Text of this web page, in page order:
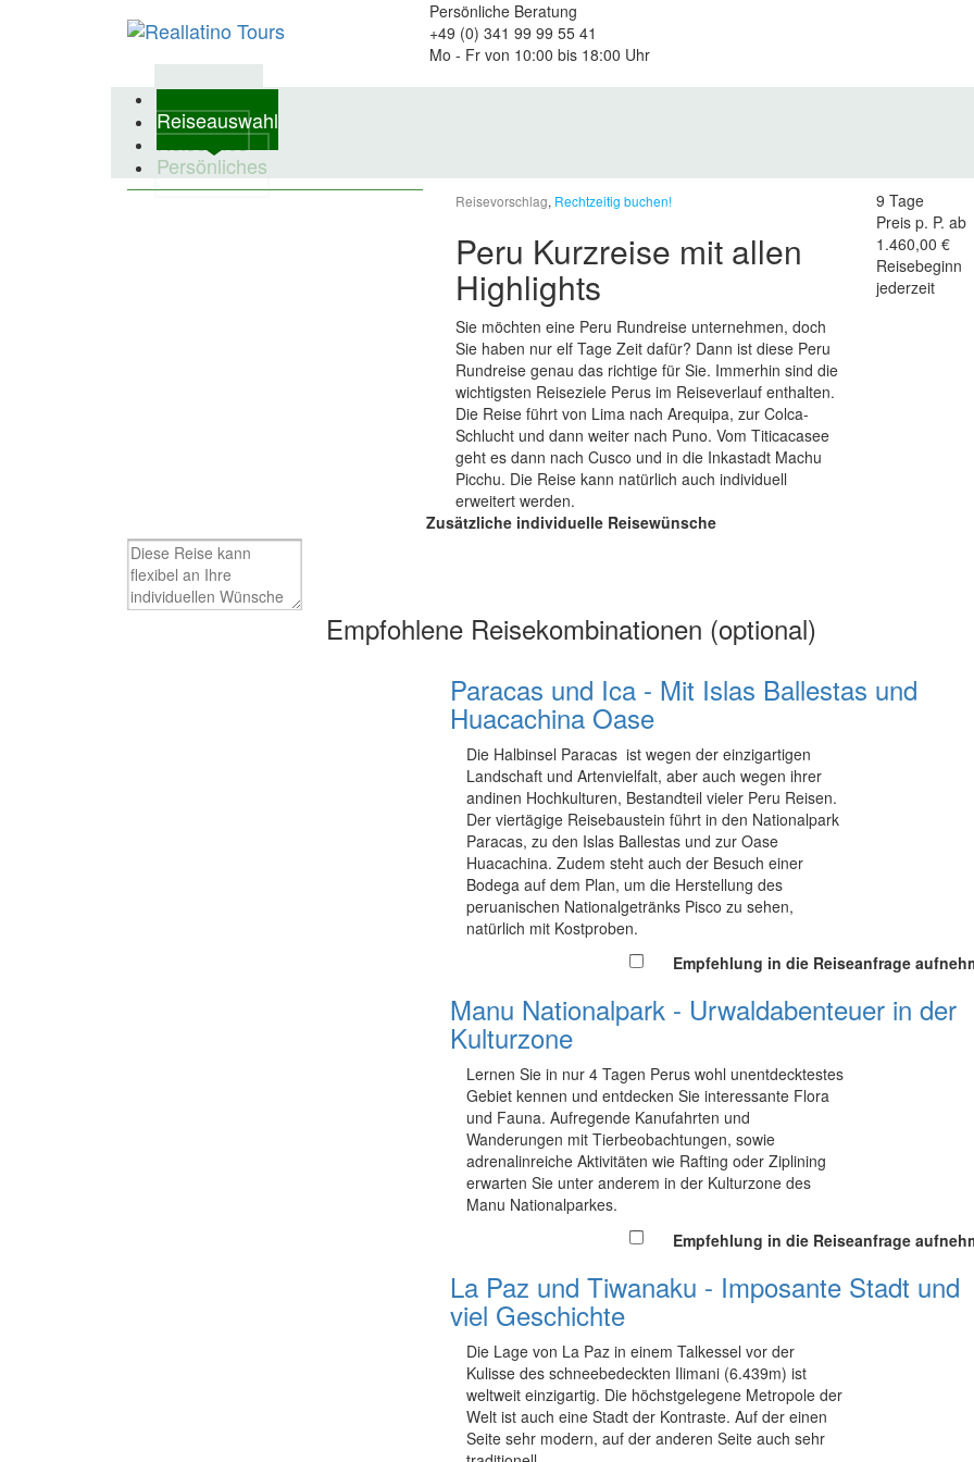
Persönliche Beratung
+49 (0) 341 99 99 55 41
Mo - Fr von 10:00 bis 18:00 Uhr
Reiseländer
Reiseauswahl
Reiseinfos
Persönliches
Reisevorschlag, Rechtzeitig buchen!
Peru Kurzreise mit allen
Highlights
Sie möchten eine Peru Rundreise unternehmen, doch
Sie haben nur elf Tage Zeit dafür? Dann ist diese Peru
Rundreise genau das richtige für Sie. Immerhin sind die
wichtigsten Reiseziele Perus im Reiseverlauf enthalten.
Die Reise führt von Lima nach Arequipa, zur Colca-
Schlucht und dann weiter nach Puno. Vom Titicacasee
geht es dann nach Cusco und in die Inkastadt Machu
Picchu. Die Reise kann natürlich auch individuell
erweitert werden.
9 Tage
Preis p. P. ab
1.460,00 €
Reisebeginn
jederzeit
Zusätzliche individuelle Reisewünsche
Empfohlene Reisekombinationen (optional)
Paracas und Ica - Mit Islas Ballestas und
Huacachina Oase
Die Halbinsel Paracas ist wegen der einzigartigen
Landschaft und Artenvielfalt, aber auch wegen ihrer
andinen Hochkulturen, Bestandteil vieler Peru Reisen.
Der viertägige Reisebaustein führt in den Nationalpark
Paracas, zu den Islas Ballestas und zur Oase
Huacachina. Zudem steht auch der Besuch einer
Bodega auf dem Plan, um die Herstellung des
peruanischen Nationalgetränks Pisco zu sehen,
natürlich mit Kostproben.
Empfehlung in die Reiseanfrage
Manu Nationalpark - Urwaldabenteuer in der
Kulturzone
Lernen Sie in nur 4 Tagen Perus wohl unentdecktestes
Gebiet kennen und entdecken Sie interessante Flora
und Fauna. Aufregende Kanufahrten und
Wanderungen mit Tierbeobachtungen, sowie
adrenalinreiche Aktivitäten wie Rafting oder Ziplining
erwarten Sie unter anderem in der Kulturzone des
Manu Nationalparkes.
Empfehlung in die Reiseanfrage
La Paz und Tiwanaku - Imposante Stadt und
viel Geschichte
Die Lage von La Paz in einem Talkessel vor der
Kulisse des schneebedeckten Ilimani (6.439m) ist
weltweit einzigartig. Die höchstgelegene Metropole der
Welt ist auch eine Stadt der Kontraste. Auf der einen
Seite sehr modern, auf der anderen Seite auch sehr